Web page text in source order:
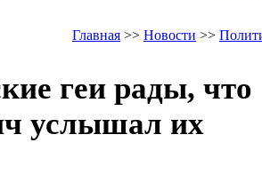
Главная >> Новости >>
геи рады, что
услышал их